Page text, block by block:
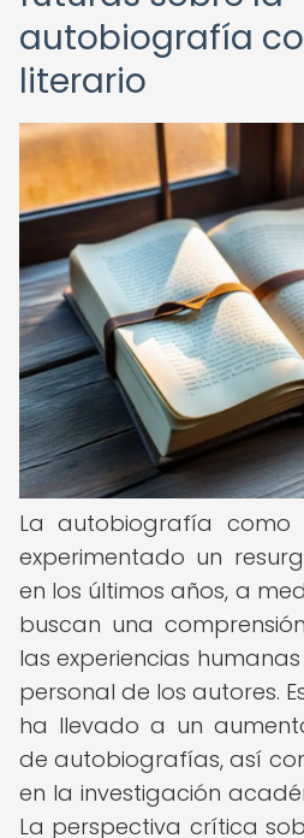
autobiografía
literario
La autobiografía como
experimentado un
en los últimos años, a
buscan una
las experiencias
personal de los autores.
ha llevado a un
de autobiografías, así
en la investigación
La perspectiva crítica